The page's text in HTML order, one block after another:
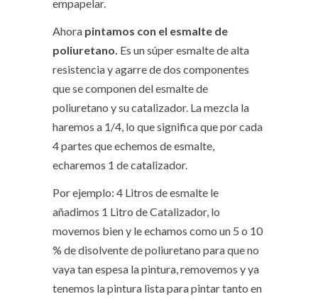
empapelar.
Ahora pintamos con el esmalte de
poliuretano. Es un súper esmalte de alta
resistencia y agarre de dos componentes
que se componen del esmalte de
poliuretano y su catalizador. La mezcla la
haremos a 1/4, lo que significa que por cada
4 partes que echemos de esmalte,
echaremos 1 de catalizador.
Por ejemplo: 4 Litros de esmalte le
añadimos 1 Litro de Catalizador, lo
movemos bien y le echamos como un 5 o 10
% de disolvente de poliuretano para que no
vaya tan espesa la pintura, removemos y ya
tenemos la pintura lista para pintar tanto en